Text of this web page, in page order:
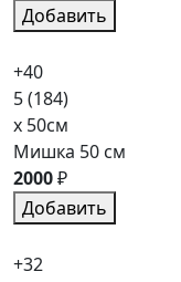
Добавить
+40
5(184)
x 50см
Мишка 50 см
2000₽
Добавить
+32